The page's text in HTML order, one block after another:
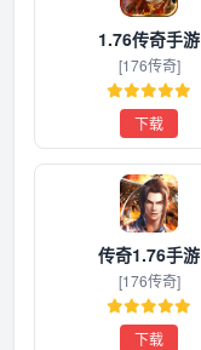
1.76传奇手游
[176传奇]
下载
传奇1.76手游
[176传奇]
下载